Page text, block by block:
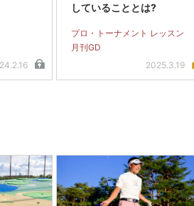
していることとは?
プロ・トーナメント レッスン
月刊GD
2025.3.19